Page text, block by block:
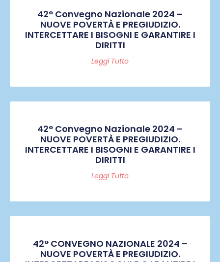
42° Convegno Nazionale 2024 –
NUOVE POVERTÀ E PREGIUDIZIO.
INTERCETTARE I BISOGNI E GARANTIRE I
DIRITTI
Leggi Tutto
42° Convegno Nazionale 2024 –
NUOVE POVERTÀ E PREGIUDIZIO.
INTERCETTARE I BISOGNI E GARANTIRE I
DIRITTI
Leggi Tutto
42° CONVEGNO NAZIONALE 2024 –
NUOVE POVERTÀ E PREGIUDIZIO.